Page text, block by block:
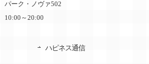
パーク・ノヴァ502
10:00～20:00
ハピネス通信